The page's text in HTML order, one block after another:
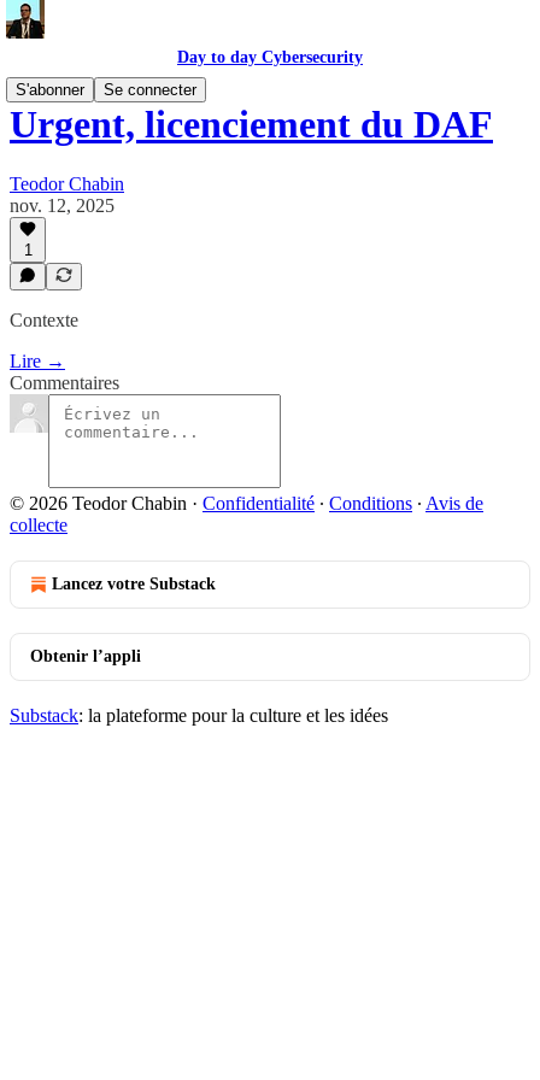
Day to day Cybersecurity
S'abonner
Se connecter
Urgent, licenciement du DAF
Teodor Chabin
nov. 12, 2025
1
Contexte
Lire →
Commentaires
© 2026 Teodor Chabin · Confidentialité ∙ Conditions ∙ Avis de
collecte
Lancez votre Substack
Obtenir l’appli
Substack: la plateforme pour la culture et les idées